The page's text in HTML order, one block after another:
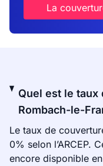
La
Quel est le
Rombach-le-
Le taux de
0% selon l’ARCEP.
encore disponible